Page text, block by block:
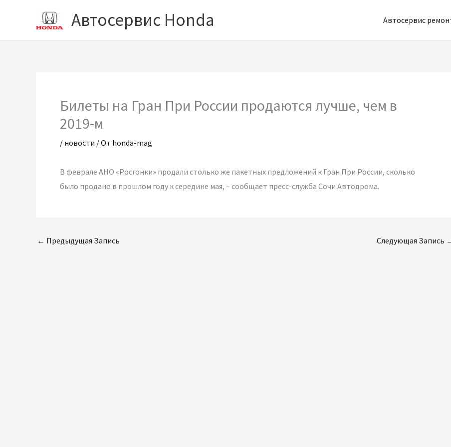
Автосервис Honda Автосервис
Билеты на Гран При России продаются лучше, чем в
2019-м
/ новости / От honda-mag
В феврале АНО «Росгонки» продали столько же пакетных предложений к Гран При России, сколько
было продано в прошлом году к середине мая, – сообщает пресс-служба Сочи Автодрома.
← Предыдущая Запись Следующая Запись